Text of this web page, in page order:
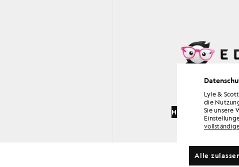
Hier überprüfen
Lyle &
die
Sie unsere
Alle